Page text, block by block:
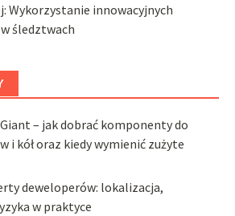
Wykorzystanie innowacyjnych
śledztwach
– jak dobrać komponenty do
i kół oraz kiedy wymienić zużyte
deweloperów: lokalizacja,
w praktyce